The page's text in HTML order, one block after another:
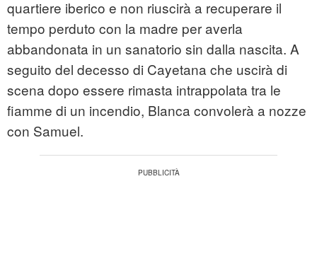
quartiere iberico e non riuscirà a recuperare il
tempo perduto con la madre per averla
abbandonata in un sanatorio sin dalla nascita. A
seguito del decesso di Cayetana che uscirà di
scena dopo essere rimasta intrappolata tra le
fiamme di un incendio, Blanca convolerà a nozze
con Samuel.